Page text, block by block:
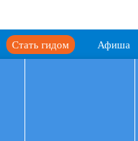
Афиша
Стать гидом